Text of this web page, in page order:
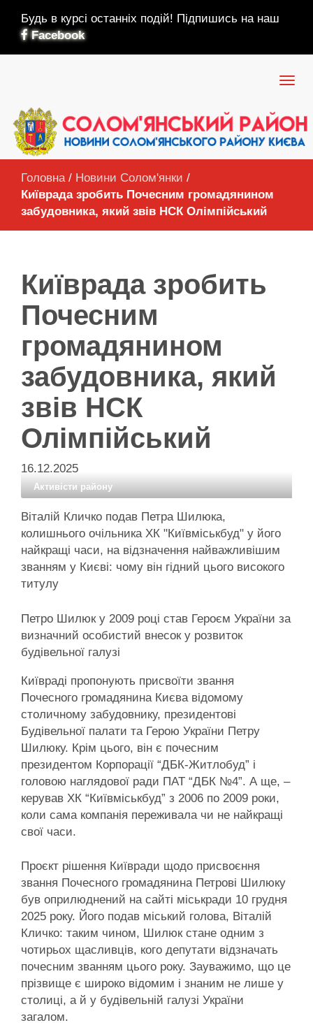
Будь в курсі останніх подій! Підпишись на наш
Facebook
Головна / Новини Солом'янки /
Київрада зробить Почесним громадянином
забудовника, який звів НСК Олімпійський
Київрада зробить
Почесним
громадянином
забудовника, який
звів НСК
Олімпійський
16.12.2025
Активісти району
Віталій Кличко подав Петра Шилюка,
колишнього очільника ХК "Київміськбуд" у його
найкращі часи, на відзначення найважливішим
званням у Києві: чому він гідний цього високого
титулу
Петро Шилюк у 2009 році став Героєм України за
визначний особистий внесок у розвиток
будівельної галузі
Київраді пропонують присвоїти звання
Почесного громадянина Києва відомому
столичному забудовнику, президентові
Будівельної палати та Герою України Петру
Шилюку. Крім цього, він є почесним
президентом Корпорації “ДБК-Житлобуд” і
головою наглядової ради ПАТ “ДБК №4”. А ще, –
керував ХК “Київміськбуд” з 2006 по 2009 роки,
коли сама компанія переживала чи не найкращі
свої часи.
Проєкт рішення Київради щодо присвоєння
звання Почесного громадянина Петрові Шилюку
був оприлюднений на сайті міськради 10 грудня
2025 року. Його подав міський голова, Віталій
Кличко: таким чином, Шилюк стане одним з
чотирьох щасливців, кого депутати відзначать
почесним званням цього року. Зауважимо, що це
прізвище є широко відомим і знаним не лише у
столиці, а й у будівельній галузі України
загалом.